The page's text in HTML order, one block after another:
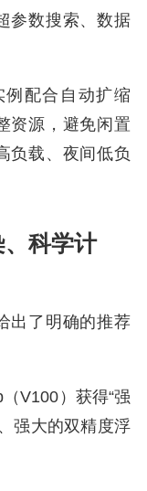
参数搜索、数据
配合自动扩缩
资源，避免闲置
负载、夜间低负
科学计
出了明确的推荐
V100）获得“强
强大的双精度浮